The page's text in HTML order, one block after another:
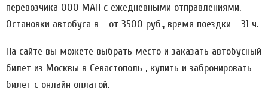
перевозчика ООО МАП c ежедневными отправлениями.
Остановки автобуса в - от 3500 руб., время поездки - 31 ч.
На сайте вы можете выбрать место и заказать автобусный
билет из Москвы в Севастополь , купить и забронировать
билет с онлайн оплатой.